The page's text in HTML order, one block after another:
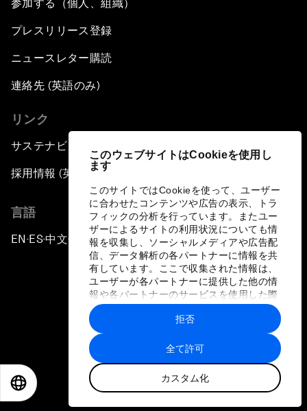
このウェブサイトはCookieを使用し
ます
このサイトではCookieを使って、ユーザー
に合わせたコンテンツや広告の表示、トラ
フィックの分析を行っています。またユー
ザーによるサイトの利用状況についても情
報を収集し、ソーシャルメディアや広告配
信、データ解析の各パートナーに情報を共
有しています。ここで収集された情報は、
ユーザーが各パートナーに提供した他の情
報や各パートナーのサービスを使用した際
に収集された情報と組み合わされ、各パー
トナーによって使用されることがありま
す。
全て許可
カスタム化
拒否
参加する（個人、組織）
プレスリリース登録
ニュースレター購読
連絡先 (英語のみ)
リンク
サステナビリティへの取り組み
採用情報 (英語のみ)
言語
EN ▪ES▪中文▪ 日本語
プライバシーポリシーと利用規約
サイトマップ
©
世界経済フォーラム